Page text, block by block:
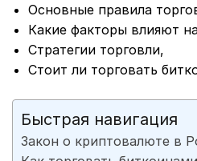
Основные правила
Какие факторы влияют
Стратегии торговли,
Стоит ли торговать
Быстрая навигация
Закон о криптовалюте в